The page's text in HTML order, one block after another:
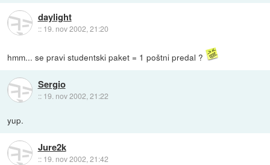
daylight
:: 19. nov 2002, 21:20
hmm... se pravi studentski paket = 1 poštni predal ?
Sergio
:: 19. nov 2002, 21:22
yup.
Jure2k
:: 19. nov 2002, 21:42